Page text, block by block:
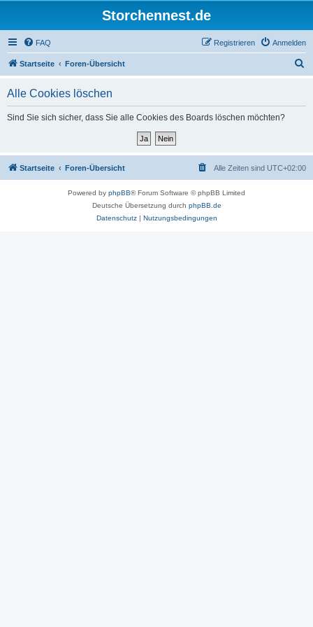
Storchennest.de
FAQ Anmelden
Registrieren
Startseite Foren-Übersicht
Alle Cookies löschen
Sind Sie sich sicher, dass Sie alle Cookies des Boards löschen möchten?
Startseite Foren-Übersicht Alle Zeiten sind UTC+02:00
Powered by phpBB® Forum Software © phpBB Limited
Deutsche Übersetzung durch phpBB.de
Datenschutz| Nutzungsbedingungen